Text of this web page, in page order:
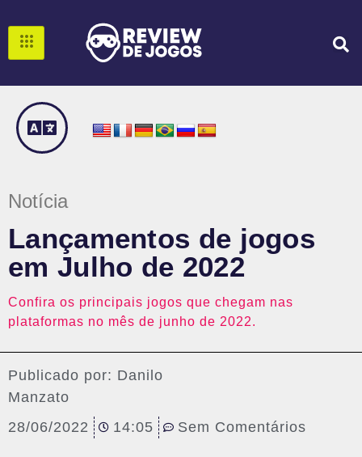
Notícia
Lançamentos de jogos
em Julho de 2022
Confira os principais jogos que chegam nas
plataformas no mês de junho de 2022.
Publicado por: Danilo
Manzato
28/06/2022
14:05 Sem Comentários